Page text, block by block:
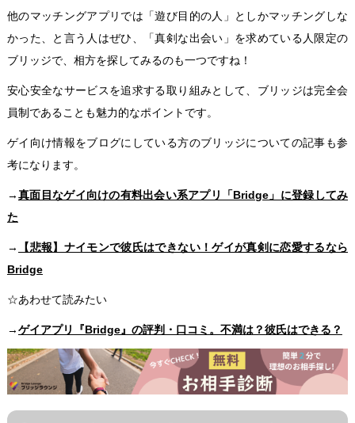
他のマッチングアプリでは「遊び目的の人」としかマッチングしな
かった、と言う人はぜひ、「真剣な出会い」を求めている人限定の
ブリッジで、相方を探してみるのも一つですね！
安心安全なサービスを追求する取り組みとして、ブリッジは完全会
員制であることも魅力的なポイントです。
ゲイ向け情報をブログにしている方のブリッジについての記事も参
考になります。
→真面目なゲイ向けの有料出会い系アプリ「Bridge」に登録してみ
た
→
【悲報】ナイモンで彼氏はできない！ゲイが真剣に恋愛するなら
Bridge
☆あわせて読みたい
→ゲイアプリ『Bridge』の評判・口コミ。不満は？彼氏はできる？